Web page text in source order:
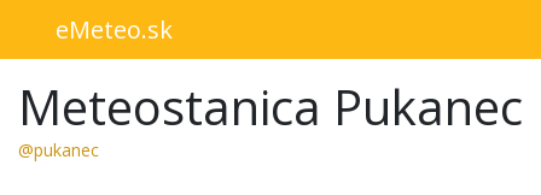
eMeteo.sk
Meteostanica Pukanec
@pukanec